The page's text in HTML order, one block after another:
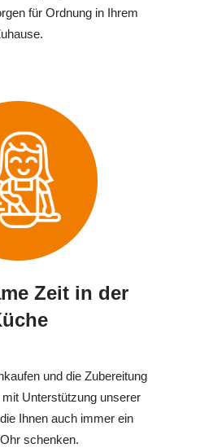
für Ordnung in Ihrem
Zeit in der
und die Zubereitung
Unterstützung unserer
Ihnen auch immer ein
schenken.